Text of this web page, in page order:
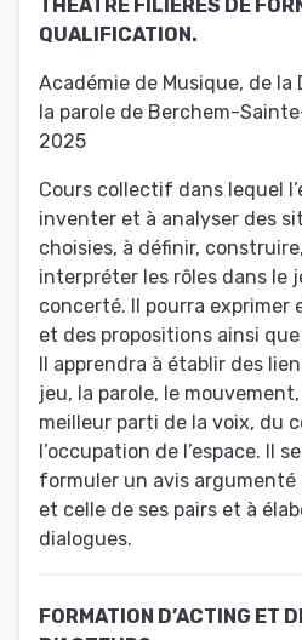
THÉÂTRE FILIÈRES DE
QUALIFICATION.
Académie de Musique, de la
la parole de Berchem-
2025
Cours collectif dans lequel
inventer et à analyser des
choisies, à définir,
interpréter les rôles dans le
concerté. Il pourra exprimer
et des propositions ainsi
Il apprendra à établir des
jeu, la parole, le
meilleur parti de la voix, du
l’occupation de l’espace. Il
formuler un avis
et celle de ses pairs et à
dialogues.
FORMATION D’ACTING ET